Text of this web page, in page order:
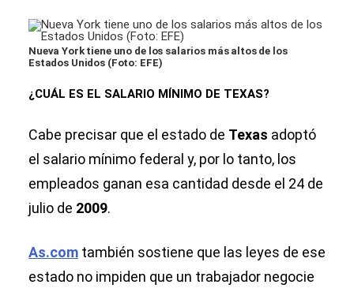
Nueva York tiene uno de los salarios más altos de los
Estados Unidos (Foto: EFE)
¿CUÁL ES EL SALARIO MÍNIMO DE TEXAS?
Cabe precisar que el estado de Texas adoptó
el salario mínimo federal y, por lo tanto, los
empleados ganan esa cantidad desde el 24 de
julio de 2009.
As.com también sostiene que las leyes de ese
estado no impiden que un trabajador negocie